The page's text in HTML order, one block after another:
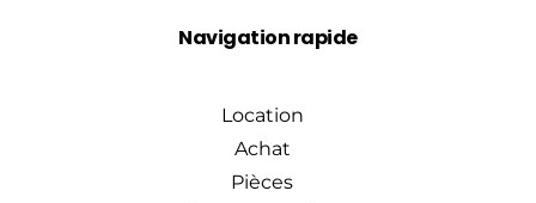
Navigation rapide
Location
Achat
Pièces